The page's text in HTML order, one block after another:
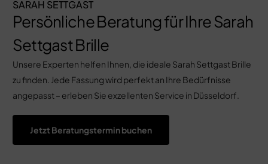
SARAH SETTGAST
Persönliche Beratung für Ihre Sarah
Settgast Brille
Unsere Experten helfen Ihnen, die ideale Sarah Settgast Brille
zu finden. Jede Fassung wird perfekt an Ihre Bedürfnisse
angepasst – erleben Sie exzellenten Service in Düsseldorf.
Jetzt Beratungstermin buchen